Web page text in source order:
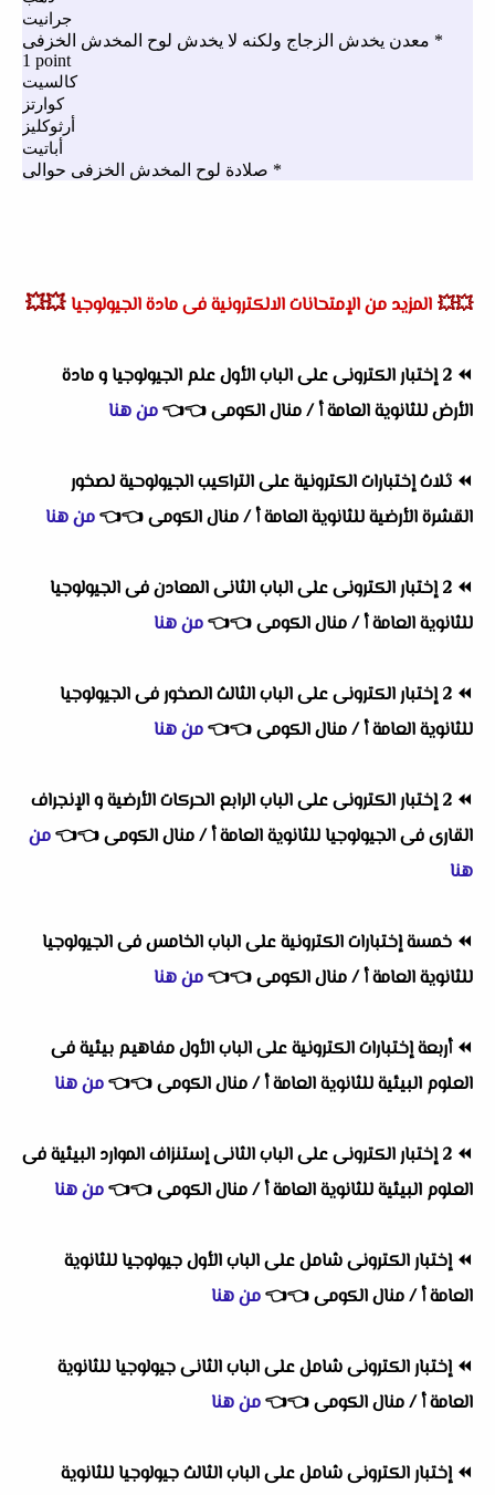
💥💥 المزيد من الإمتحانات الالكترونية فى مادة الجيولوجيا 💥💥
⏪
2 إختبار الكترونى على الباب الأول علم الجيولوجيا و مادة
الأرض للثانوية العامة أ / منال الكومى👈
👈من هنا
⏪ ثلاث إختبارات الكترونية على التراكيب الجيولوحية لصخور
القشرة الأرضية للثانوية العامة أ / منال الكومى👈
👈من هنا
⏪
2 إختبار الكترونى على الباب الثانى المعادن فى الجيولوجيا
للثانوية العامة أ / منال الكومى👈
👈من هنا
⏪
2 إختبار الكترونى على الباب الثالث الصخور فى الجيولوجيا
للثانوية العامة أ / منال الكومى👈
👈من هنا
⏪
2 إختبار الكترونى على الباب الرابع الحركات الأرضية و الإنجراف
القارى فى الجيولوجيا للثانوية العامة أ / منال الكومى👈
👈من
هنا
⏪ خمسة إختبارات الكترونية على الباب الخامس فى الجيولوجيا
للثانوية العامة أ / منال الكومى👈
👈من هنا
⏪أربعة إختبارات الكترونية على الباب الأول مفاهيم بيئية فى
العلوم البيئية للثانوية العامة أ / منال الكومى👈
👈من هنا
⏪
2 إختبار الكترونى على الباب الثانى إستنزاف الموارد البيئية فى
العلوم البيئية للثانوية العامة أ / منال الكومى👈
👈من هنا
⏪إختبار الكترونى شامل على الباب الأول جيولوجيا للثانوية
العامة أ / منال الكومى👈
👈من هنا
⏪إختبار الكترونى شامل على الباب الثانى جيولوجيا للثانوية
العامة أ / منال الكومى👈
👈من هنا
⏪إختبار الكترونى شامل على الباب الثالث جيولوجيا للثانوية